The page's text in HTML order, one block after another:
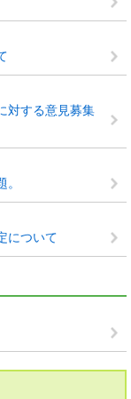
対する意見募集
について